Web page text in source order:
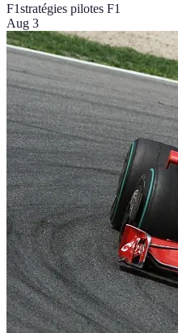
F1stratégies pilotes F1
Aug 3